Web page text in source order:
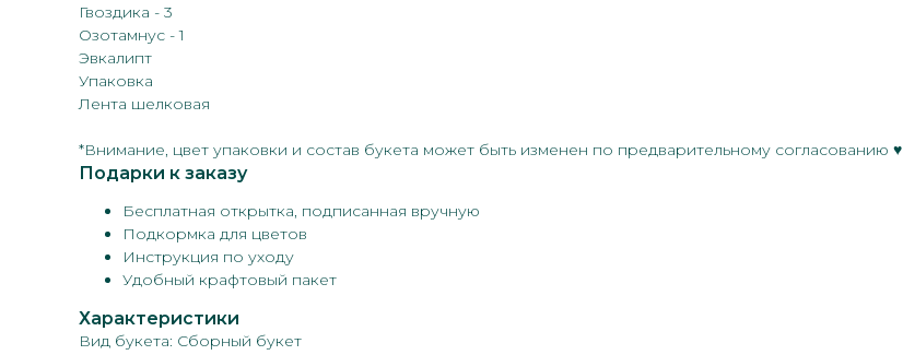
Гвоздика - 3
Озотамнус - 1
Эвкалипт
Упаковка
Лента шелковая
*Внимание, цвет упаковки и состав букета может быть изменен по предварительному согласованию ♥
Подарки к заказу
Бесплатная открытка, подписанная вручную
Подкормка для цветов
Инструкция по уходу
Удобный крафтовый пакет
Характеристики
Вид букета: Сборный букет